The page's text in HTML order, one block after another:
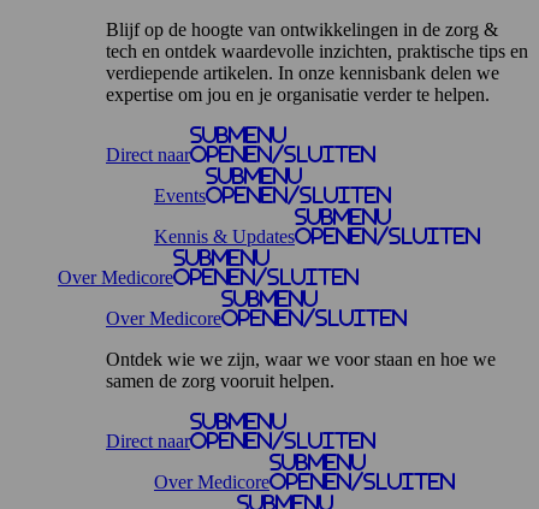
Blijf op de hoogte van ontwikkelingen in de zorg &
tech en ontdek waardevolle inzichten, praktische tips en
verdiepende artikelen. In onze kennisbank delen we
expertise om jou en je organisatie verder te helpen.
Direct naar
Submenu
openen/sluiten
Events
Submenu
openen/sluiten
Kennis & Updates
Submenu
openen/sluiten
Over Medicore
Submenu
openen/sluiten
Over Medicore
Submenu
openen/sluiten
Ontdek wie we zijn, waar we voor staan en hoe we
samen de zorg vooruit helpen.
Direct naar
Submenu
openen/sluiten
Over Medicore
Submenu
openen/sluiten
Submenu